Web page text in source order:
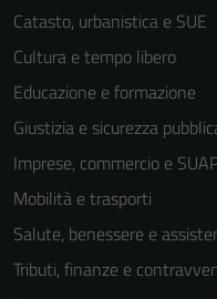
Catasto, urbanistica e SUE
Cultura e tempo libero
Educazione e formazione
Giustizia e sicurezza
Imprese, commercio e
Mobilità e trasporti
Salute, benessere e
Tributi, finanze e